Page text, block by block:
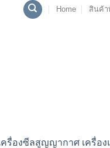
Home สินค้า
ครื่องซีลสูญญากาศ เครื่อ